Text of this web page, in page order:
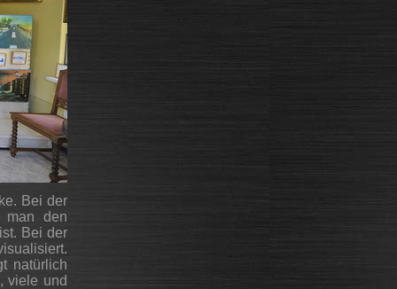
Bei der
man den
Bei der
natürlich
viele und